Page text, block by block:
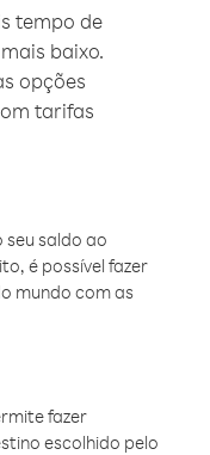
tempo de
baixo.
opções
tarifas
saldo ao
é possível fazer
mundo com as
fazer
escolhido pelo